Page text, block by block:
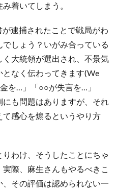
着いてしまう。
逮捕されたことで戦局がわ
しょう？いがみ合っている
大統領が選出され、不景気
なく伝わってきます(We
を…」「○○が失言を…」
も問題はありますが、それ
感心を煽るというやり方
わけ、そうしたことにちゃ
際、麻生さんもやるべきこ
その評価は認められない一